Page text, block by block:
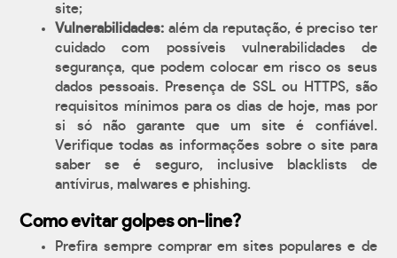
site;
Vulnerabilidades: além da reputação, é preciso ter
cuidado com possíveis vulnerabilidades de
segurança, que podem colocar em risco os seus
dados pessoais. Presença de SSL ou HTTPS, são
requisitos mínimos para os dias de hoje, mas por
si só não garante que um site é confiável.
Verifique todas as informações sobre o site para
saber se é seguro, inclusive blacklists de
antívirus, malwares e phishing.
Como evitar golpes on-line?
Prefira sempre comprar em sites populares e de